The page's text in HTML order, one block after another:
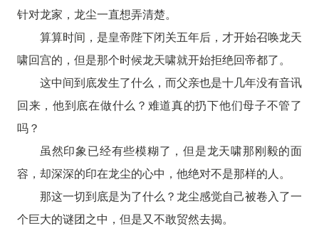
针对龙家，龙尘一直想弄清楚。
算算时间，是皇帝陛下闭关五年后，才开始召唤龙天
啸回宫的，但是那个时候龙天啸就开始拒绝回帝都了。
这中间到底发生了什么，而父亲也是十几年没有音讯
回来，他到底在做什么？难道真的扔下他们母子不管了
吗？
虽然印象已经有些模糊了，但是龙天啸那刚毅的面
容，却深深的印在龙尘的心中，他绝对不是那样的人。
那这一切到底是为了什么？龙尘感觉自己被卷入了一
个巨大的谜团之中，但是又不敢贸然去揭。